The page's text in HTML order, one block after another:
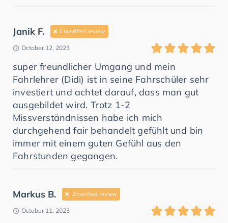
Janik F. Unverified review
October 12, 2023
super freundlicher Umgang und mein
Fahrlehrer (Didi) ist in seine Fahrschüler sehr
investiert und achtet darauf, dass man gut
ausgebildet wird. Trotz 1-2
Missverständnissen habe ich mich
durchgehend fair behandelt gefühlt und bin
immer mit einem guten Gefühl aus den
Fahrstunden gegangen.
Markus B. Unverified review
October 11, 2023